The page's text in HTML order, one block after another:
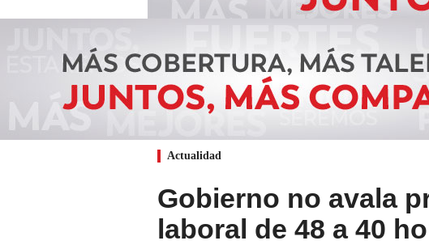
Actualidad
Gobierno no avala
laboral de 48 a 40